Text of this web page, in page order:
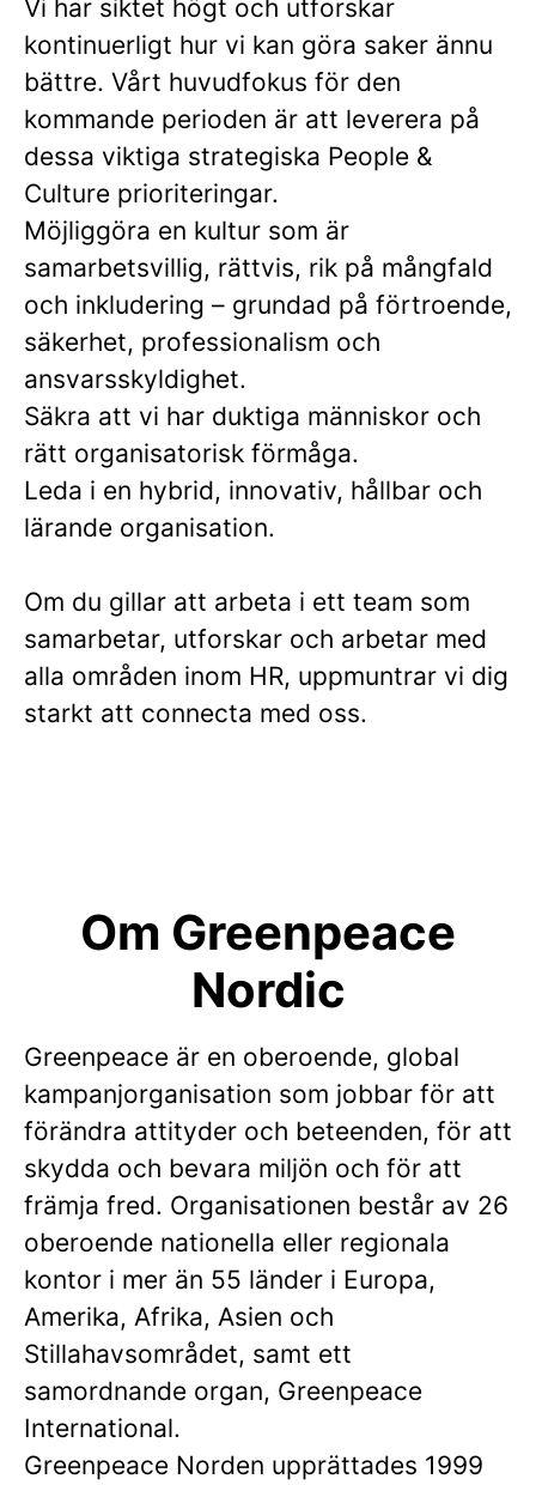
Vi har siktet högt och utforskar
kontinuerligt hur vi kan göra saker ännu
bättre. Vårt huvudfokus för den
kommande perioden är att leverera på
dessa viktiga strategiska People &
Culture prioriteringar.
Möjliggöra en kultur som är
samarbetsvillig, rättvis, rik på mångfald
och inkludering – grundad på förtroende,
säkerhet, professionalism och
ansvarsskyldighet.
Säkra att vi har duktiga människor och
rätt organisatorisk förmåga.
Leda i en hybrid, innovativ, hållbar och
lärande organisation.
Om du gillar att arbeta i ett team som
samarbetar, utforskar och arbetar med
alla områden inom HR, uppmuntrar vi dig
starkt att connecta med oss.
Om Greenpeace
Nordic
Greenpeace är en oberoende, global
kampanjorganisation som jobbar för att
förändra attityder och beteenden, för att
skydda och bevara miljön och för att
främja fred. Organisationen består av 26
oberoende nationella eller regionala
kontor i mer än 55 länder i Europa,
Amerika, Afrika, Asien och
Stillahavsområdet, samt ett
samordnande organ, Greenpeace
International.
Greenpeace Norden upprättades 1999